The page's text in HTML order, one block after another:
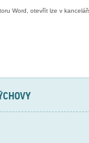
Word, otevřít lze v